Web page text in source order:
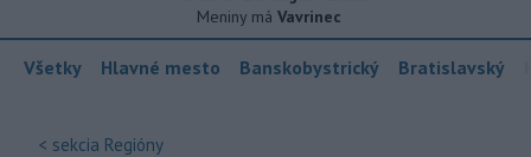
Meniny má Vavrinec
Všetky Hlavné mesto Banskobystrický Bratislavský
< sekcia Regióny